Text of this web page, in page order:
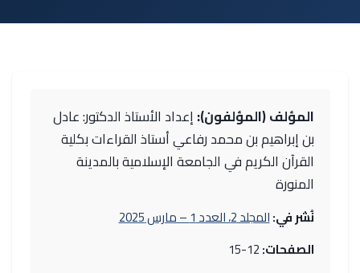
المؤلف (المؤلفون): إعداد الأستاذ الدكتور: عادل
بن إبراهيم بن محمد رفاعي أستاذ القراءات بكلية
القرآن الكريم في الجامعة الإسلامية بالمدينة
المنورة
نُشر في:المجلد 2، العدد 1 – مارس 2025
الصفحات: